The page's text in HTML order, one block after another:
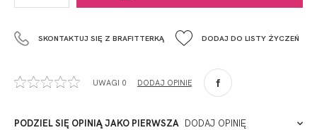
Fashiontex Group Sp.z o.o. Spółka komandytowa
+48 42 719 43 15
90-057
Polska
SKONTAKTUJ SIĘ Z BRAFITTERKĄ DODAJ DO LISTY ŻYCZEŃ
UWAGI 0 DODAJ OPINIĘ
PODZIEL SIĘ OPINIĄ JAKO PIERWSZA DODAJ OPINIĘ